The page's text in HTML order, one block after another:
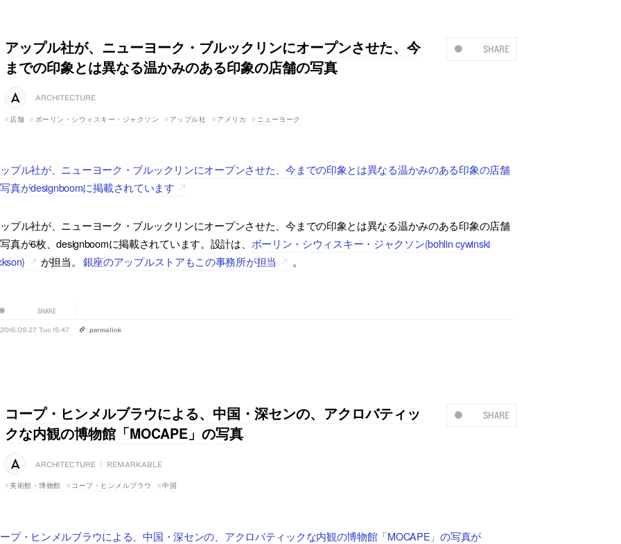
SHARE
アップル社が、ニューヨーク・ブルックリンにオープンさせた、今
までの印象とは異なる温かみのある印象の店舗の写真
ARCHITECTURE
店舗 ボーリン・シウィスキー・ジャクソン アップル社 アメリカ ニューヨーク
プル社が、ニューヨーク・ブルックリンにオープンさせた、今までの印象とは異なる温かみのある印象の店舗
真がdesignboomに掲載されています
プル社が、ニューヨーク・ブルックリンにオープンさせた、今までの印象とは異なる温かみのある印象の店舗
真が6枚、designboomに掲載されています。設計は、 ボーリン・シウィスキー・ジャクソン(bohlin cywinski
が担当。 銀座のアップルストアもこの事務所が担当 。
SHARE
2016.09.27 Tue 15:47 permalink
SHARE
コープ・ヒンメルブラウによる、中国・深センの、アクロバティッ
クな内観の博物館「MOCAPE」の写真
ARCHITECTURE | REMARKABLE
美術館・博物館 コープ・ヒンメルブラウ 中国
プ・ヒンメルブラウによる、中国・深センの、アクロバティックな内観の博物館「MOCAPE」の写真が